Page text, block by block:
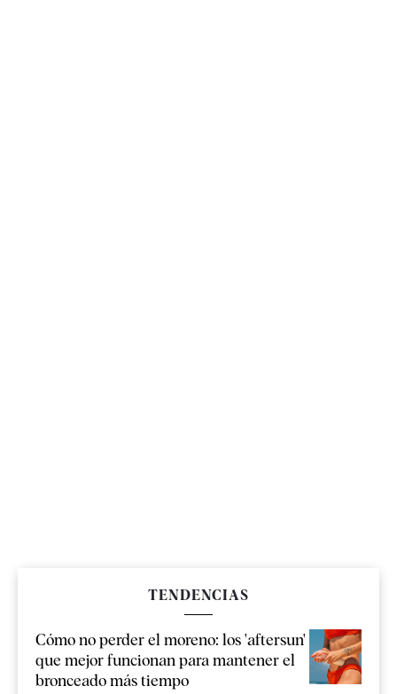
TENDENCIAS
Cómo no perder el moreno: los 'aftersun'
que mejor funcionan para mantener el
bronceado más tiempo